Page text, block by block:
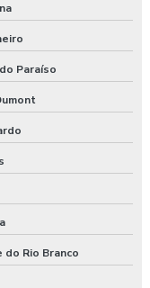
Paraíso
do Rio Branco